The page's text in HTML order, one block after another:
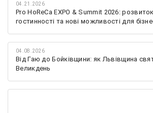
04.21.2026
Pro HoReCa EXPO & Summit 2026: розвиток
гостинності та нові можливості для
04.08.2026
Від Гаю до Бойківщини: як Львівщина
Великдень